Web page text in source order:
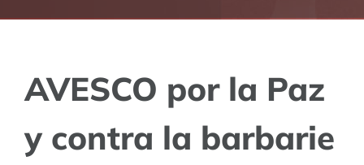
AVESCO por la Paz
y contra la barbarie